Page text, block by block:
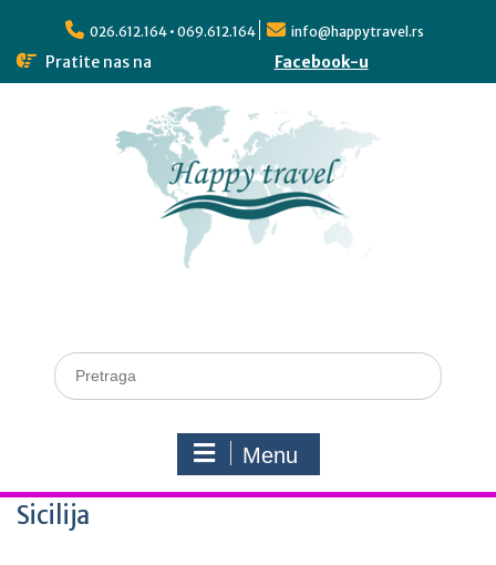
026.612.164 • 069.612.164 info@happytravel.rs
Pratite nas na Facebook-u
Menu
Sicilija